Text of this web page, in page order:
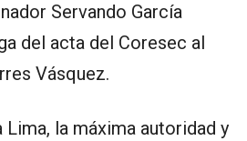
Servando García
del acta del Coresec al
Vásquez.
Lima, la máxima autoridad y